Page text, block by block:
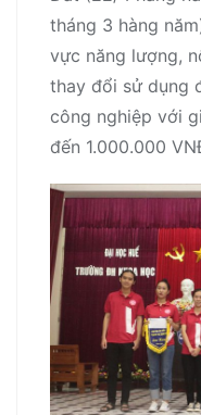
tháng 3 hàng
vực năng lượng,
thay đổi sử dụng
công nghiệp với
đến 1.000.000